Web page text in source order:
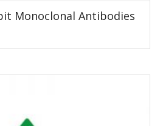
Monoclonal Antibodies